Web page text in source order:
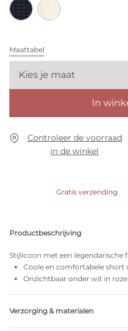
Maattabel
Kies je maat
In
Controleer de voorraad
in de winkel
Gratis verzending
Productbeschrijving
Stijlicoon met een legendarische
Coole en comfortabele short
Onzichtbaar onder wit in roze
Verzorging & materialen